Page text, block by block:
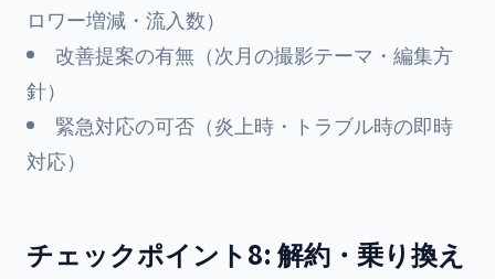
ロワー増減・流入数）
改善提案の有無（次月の撮影テーマ・編集方
針）
緊急対応の可否（炎上時・トラブル時の即時
対応）
チェックポイント8: 解約・乗り換え